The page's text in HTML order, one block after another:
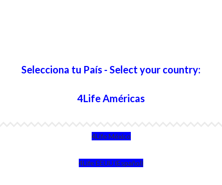
Selecciona tu País - Select your country:
4Life Américas
4Life México
4Life EEUU (Español)